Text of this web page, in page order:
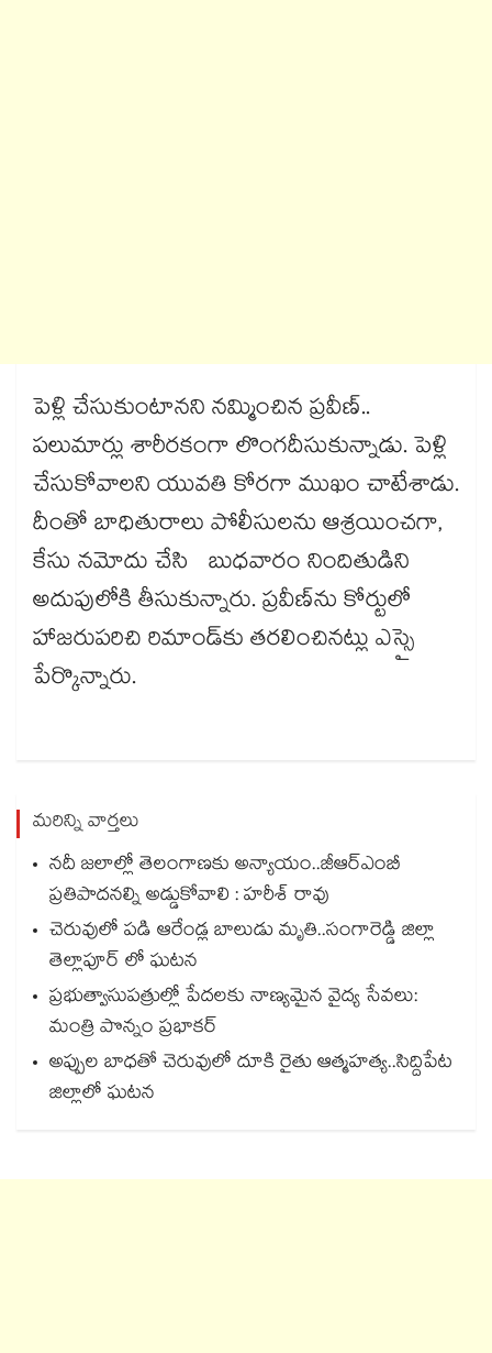
పెళ్లి చేసుకుంటానని నమ్మించిన ప్రవీణ్..
పలుమార్లు శారీరకంగా లొంగదీసుకున్నాడు. పెళ్లి
చేసుకోవాలని యువతి కోరగా ముఖం చాటేశాడు.
దీంతో బాధితురాలు పోలీసులను ఆశ్రయించగా,
కేసు నమోదు చేసి బుధవారం నిందితుడిని
అదుపులోకి తీసుకున్నారు. ప్రవీణ్‌ను కోర్టులో
హాజరుపరిచి రిమాండ్‌కు తరలించినట్లు ఎస్సై
పేర్కొన్నారు.
మరిన్ని వార్తలు
నదీ జలాల్లో తెలంగాణకు అన్యాయం..జీఆర్ఎంబీ
ప్రతిపాదనల్ని అడ్డుకోవాలి : హరీశ్ రావు
చెరువులో పడి ఆరేండ్ల బాలుడు మృతి..సంగారెడ్డి జిల్లా
తెల్లాపూర్ లో ఘటన
ప్రభుత్వాసుపత్రుల్లో పేదలకు నాణ్యమైన వైద్య సేవలు:
మంత్రి పొన్నం ప్రభాకర్
అప్పుల బాధతో చెరువులో దూకి రైతు ఆత్మహత్య..సిద్దిపేట
జిల్లాలో ఘటన